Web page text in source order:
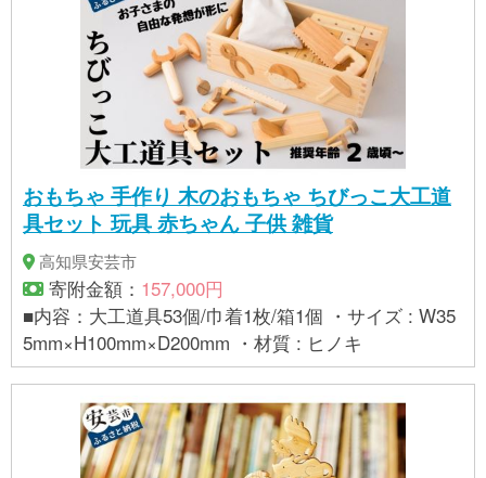
おもちゃ 手作り 木のおもちゃ ちびっこ大工道
具セット 玩具 赤ちゃん 子供 雑貨
高知県安芸市
寄附金額： 157,000円
■内容：大工道具53個/巾着1枚/箱1個 ・サイズ : W35
5mm×H100mm×D200mm ・材質 : ヒノキ